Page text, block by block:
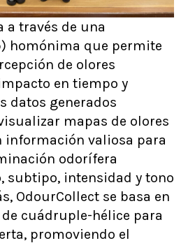
a través de una
homónima que permite
de olores
en tiempo y
datos generados
mapas de olores
información valiosa para
odorífera
subtipo, intensidad y tono
OdourCollect se basa en
cuádruple-hélice para
promoviendo el